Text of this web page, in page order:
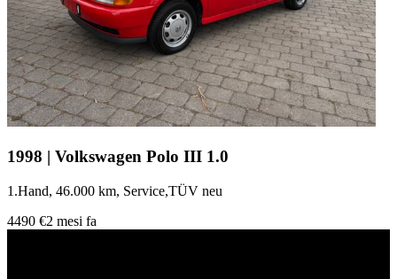
1998 | Volkswagen Polo III 1.0
1.Hand, 46.000 km, Service,TÜV neu
4490 €2 mesi fa